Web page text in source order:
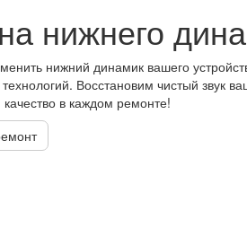
нижнего
нижний динамик вашего
Восстановим чистый звук
в каждом ремонте!